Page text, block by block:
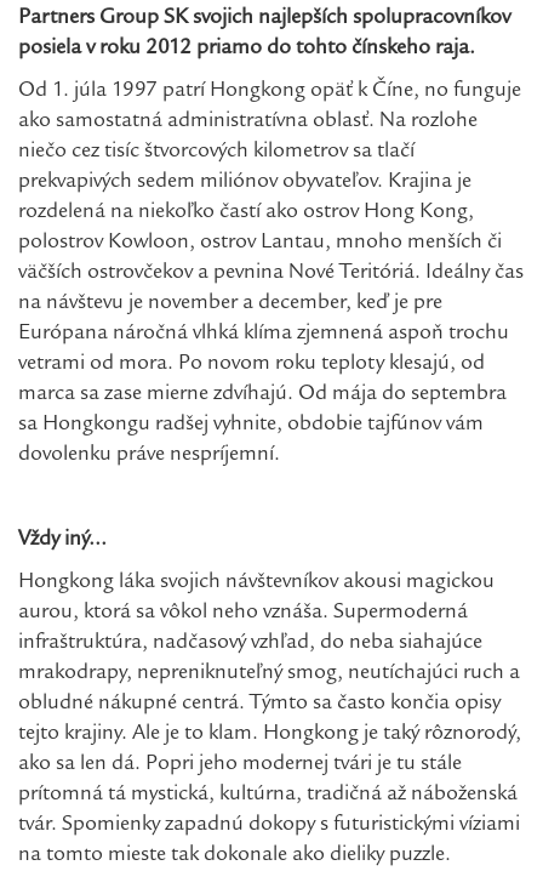
Partners Group SK svojich najlepších spolupracovníkov
posiela v roku 2012 priamo do tohto čínskeho raja.
Od 1. júla 1997 patrí Hongkong opäť k Číne, no funguje
ako samostatná administratívna oblasť. Na rozlohe
niečo cez tisíc štvorcových kilometrov sa tlačí
prekvapivých sedem miliónov obyvateľov. Krajina je
rozdelená na niekoľko častí ako ostrov Hong Kong,
polostrov Kowloon, ostrov Lantau, mnoho menších či
väčších ostrovčekov a pevnina Nové Teritóriá. Ideálny čas
na návštevu je november a december, keď je pre
Európana náročná vlhká klíma zjemnená aspoň trochu
vetrami od mora. Po novom roku teploty klesajú, od
marca sa zase mierne zdvíhajú. Od mája do septembra
sa Hongkongu radšej vyhnite, obdobie tajfúnov vám
dovolenku práve nespríjemní.
Vždy iný...
Hongkong láka svojich návštevníkov akousi magickou
aurou, ktorá sa vôkol neho vznáša. Supermoderná
infraštruktúra, nadčasový vzhľad, do neba siahajúce
mrakodrapy, nepreniknuteľný smog, neutíchajúci ruch a
obludné nákupné centrá. Týmto sa často končia opisy
tejto krajiny. Ale je to klam. Hongkong je taký rôznorodý,
ako sa len dá. Popri jeho modernej tvári je tu stále
prítomná tá mystická, kultúrna, tradičná až náboženská
tvár. Spomienky zapadnú dokopy s futuristickými víziami
na tomto mieste tak dokonale ako dieliky puzzle.